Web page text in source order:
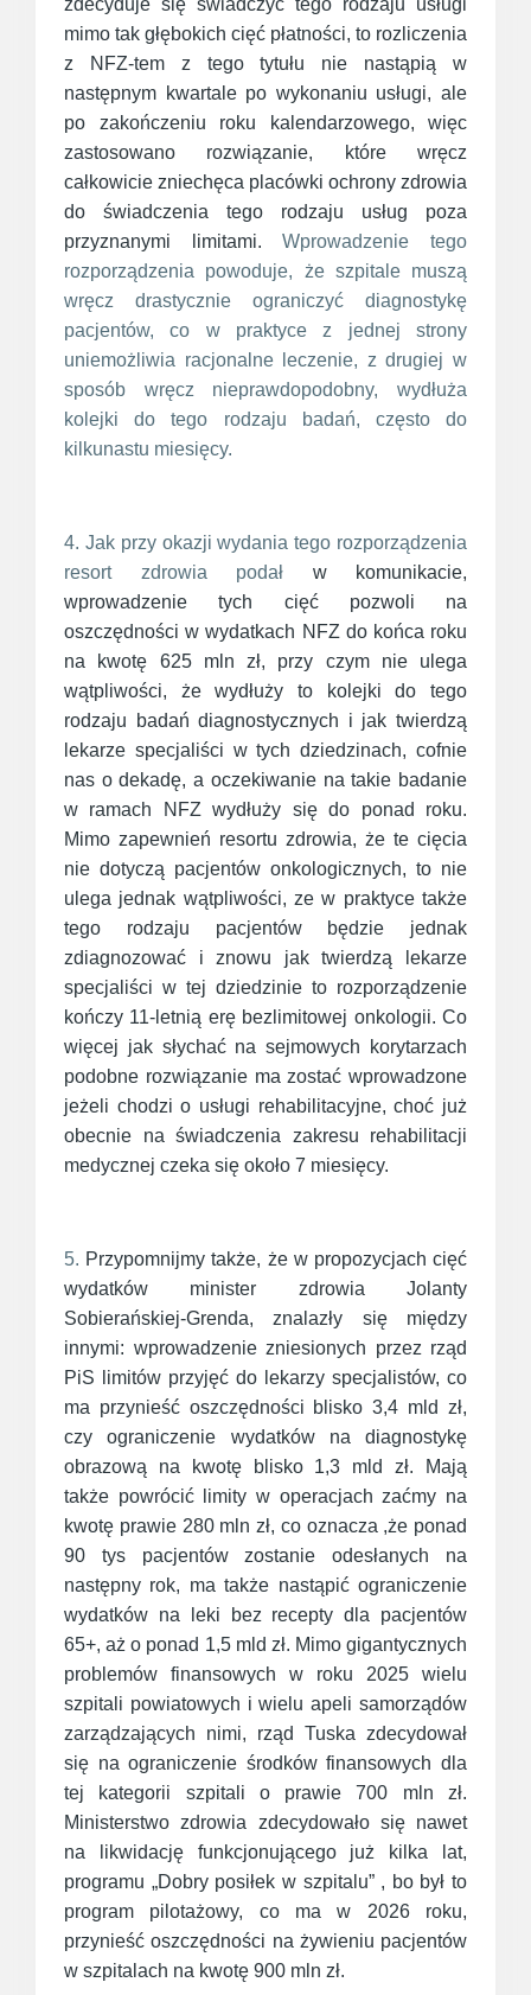
zdecyduje się świadczyć tego rodzaju usługi
mimo tak głębokich cięć płatności, to rozliczenia
z NFZ-tem z tego tytułu nie nastąpią w
następnym kwartale po wykonaniu usługi, ale
po zakończeniu roku kalendarzowego, więc
zastosowano rozwiązanie, które wręcz
całkowicie zniechęca placówki ochrony zdrowia
do świadczenia tego rodzaju usług poza
przyznanymi limitami. Wprowadzenie tego
rozporządzenia powoduje, że szpitale muszą
wręcz drastycznie ograniczyć diagnostykę
pacjentów, co w praktyce z jednej strony
uniemożliwia racjonalne leczenie, z drugiej w
sposób wręcz nieprawdopodobny, wydłuża
kolejki do tego rodzaju badań, często do
kilkunastu miesięcy.
4. Jak przy okazji wydania tego rozporządzenia
resort zdrowia podał w komunikacie,
wprowadzenie tych cięć pozwoli na
oszczędności w wydatkach NFZ do końca roku
na kwotę 625 mln zł, przy czym nie ulega
wątpliwości, że wydłuży to kolejki do tego
rodzaju badań diagnostycznych i jak twierdzą
lekarze specjaliści w tych dziedzinach, cofnie
nas o dekadę, a oczekiwanie na takie badanie
w ramach NFZ wydłuży się do ponad roku.
Mimo zapewnień resortu zdrowia, że te cięcia
nie dotyczą pacjentów onkologicznych, to nie
ulega jednak wątpliwości, ze w praktyce także
tego rodzaju pacjentów będzie jednak
zdiagnozować i znowu jak twierdzą lekarze
specjaliści w tej dziedzinie to rozporządzenie
kończy 11-letnią erę bezlimitowej onkologii. Co
więcej jak słychać na sejmowych korytarzach
podobne rozwiązanie ma zostać wprowadzone
jeżeli chodzi o usługi rehabilitacyjne, choć już
obecnie na świadczenia zakresu rehabilitacji
medycznej czeka się około 7 miesięcy.
5. Przypomnijmy także, że w propozycjach cięć
wydatków minister zdrowia Jolanty
Sobierańskiej-Grenda, znalazły się między
innymi: wprowadzenie zniesionych przez rząd
PiS limitów przyjęć do lekarzy specjalistów, co
ma przynieść oszczędności blisko 3,4 mld zł,
czy ograniczenie wydatków na diagnostykę
obrazową na kwotę blisko 1,3 mld zł. Mają
także powrócić limity w operacjach zaćmy na
kwotę prawie 280 mln zł, co oznacza ,że ponad
90 tys pacjentów zostanie odesłanych na
następny rok, ma także nastąpić ograniczenie
wydatków na leki bez recepty dla pacjentów
65+, aż o ponad 1,5 mld zł. Mimo gigantycznych
problemów finansowych w roku 2025 wielu
szpitali powiatowych i wielu apeli samorządów
zarządzających nimi, rząd Tuska zdecydował
się na ograniczenie środków finansowych dla
tej kategorii szpitali o prawie 700 mln zł.
Ministerstwo zdrowia zdecydowało się nawet
na likwidację funkcjonującego już kilka lat,
programu „Dobry posiłek w szpitalu” , bo był to
program pilotażowy, co ma w 2026 roku,
przynieść oszczędności na żywieniu pacjentów
w szpitalach na kwotę 900 mln zł.